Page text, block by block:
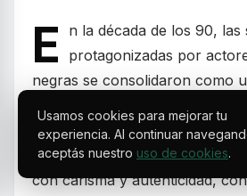
E
n la década de los 90, las
protagonizadas por
negras se consolidaron como
mensajes sociales relevantes.
dejaron huella por retratar
con carisma y autenticidad,
Usamos cookies para mejorar tu
experiencia. Al continuar
aceptás nuestro uso de cookies.